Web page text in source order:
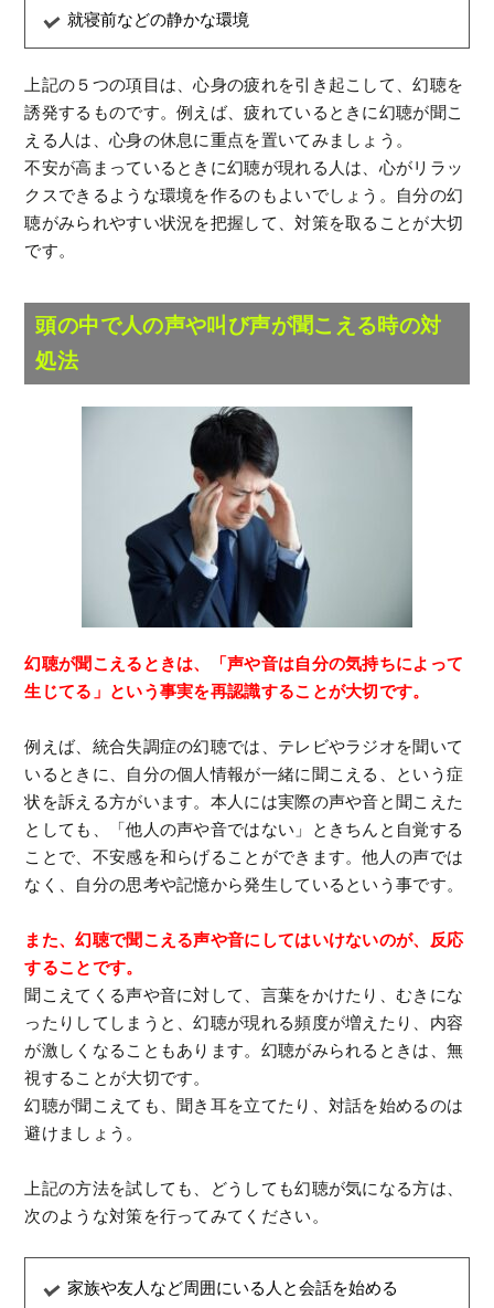
就寝前などの静かな環境
上記の５つの項目は、心身の疲れを引き起こして、幻聴を
誘発するものです。例えば、疲れているときに幻聴が聞こ
える人は、心身の休息に重点を置いてみましょう。
不安が高まっているときに幻聴が現れる人は、心がリラッ
クスできるような環境を作るのもよいでしょう。自分の幻
聴がみられやすい状況を把握して、対策を取ることが大切
です。
頭の中で人の声や叫び声が聞こえる時の対
処法
幻聴が聞こえるときは、「声や音は自分の気持ちによって
生じてる」という事実を再認識することが大切です。
例えば、統合失調症の幻聴では、テレビやラジオを聞いて
いるときに、自分の個人情報が一緒に聞こえる、という症
状を訴える方がいます。本人には実際の声や音と聞こえた
としても、「他人の声や音ではない」ときちんと自覚する
ことで、不安感を和らげることができます。他人の声では
なく、自分の思考や記憶から発生しているという事です。
また、幻聴で聞こえる声や音にしてはいけないのが、反応
することです。
聞こえてくる声や音に対して、言葉をかけたり、むきにな
ったりしてしまうと、幻聴が現れる頻度が増えたり、内容
が激しくなることもあります。幻聴がみられるときは、無
視することが大切です。
幻聴が聞こえても、聞き耳を立てたり、対話を始めるのは
避けましょう。
上記の方法を試しても、どうしても幻聴が気になる方は、
次のような対策を行ってみてください。
家族や友人など周囲にいる人と会話を始める